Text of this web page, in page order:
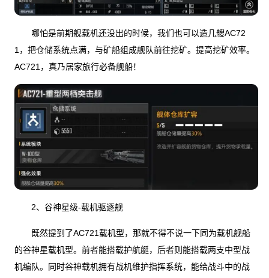
哪怕是前期舰载机还没出的时候，我们也可以造几艘AC72
1，把仓储系统点满，与矿船组成舰队前往挖矿。提高挖矿效率。
AC721，真乃居家旅行必备舰船！
2、谷神星级-载机驱逐舰
既然提到了AC721载机型，那就不得不说一下同为载机舰船
的谷神星载机型。前者能搭载护航艇，后者则能搭载两支中型战
机编队。同时谷神载机拥有战机维护指挥系统，能给战斗中的战